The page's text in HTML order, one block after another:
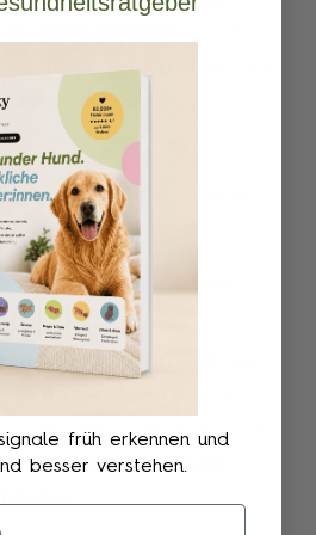
durchzuführen
hat, auch wenn sich die
verbessern.
Absetzen des
zu einem Rückfall oder
führen.
die Wirkung von Prednitab
von Prednitab kann
und Hund
In einigen Fällen kannst Du
Stunden oder Tagen
.
früh erkennen und
besser verstehen.